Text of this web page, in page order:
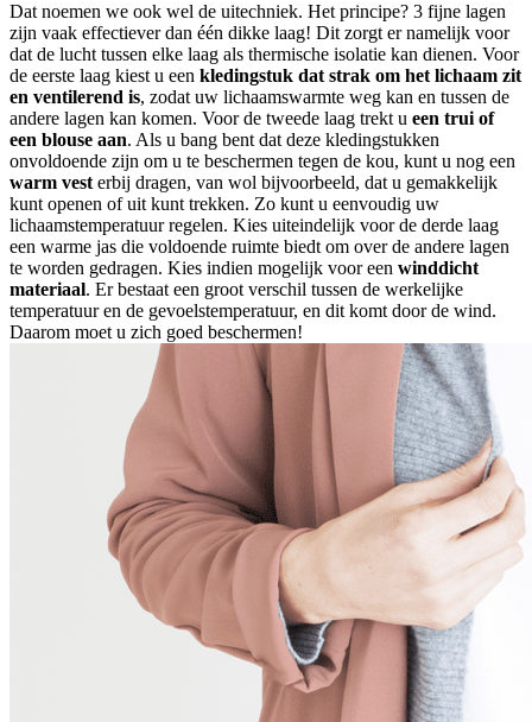
Dat noemen we ook wel de uitechniek. Het principe? 3 fijne lagen
zijn vaak effectiever dan één dikke laag! Dit zorgt er namelijk voor
dat de lucht tussen elke laag als thermische isolatie kan dienen. Voor
de eerste laag kiest u een kledingstuk dat strak om het lichaam zit
en ventilerend is, zodat uw lichaamswarmte weg kan en tussen de
andere lagen kan komen. Voor de tweede laag trekt u een trui of
een blouse aan. Als u bang bent dat deze kledingstukken
onvoldoende zijn om u te beschermen tegen de kou, kunt u nog een
warm vesterbij dragen, van wol bijvoorbeeld, dat u gemakkelijk
kunt openen of uit kunt trekken. Zo kunt u eenvoudig uw
lichaamstemperatuur regelen. Kies uiteindelijk voor de derde laag
een warme jas die voldoende ruimte biedt om over de andere lagen
te worden gedragen. Kies indien mogelijk voor een winddicht
materiaal. Er bestaat een groot verschil tussen de werkelijke
temperatuur en de gevoelstemperatuur, en dit komt door de wind.
Daarom moet u zich goed beschermen!